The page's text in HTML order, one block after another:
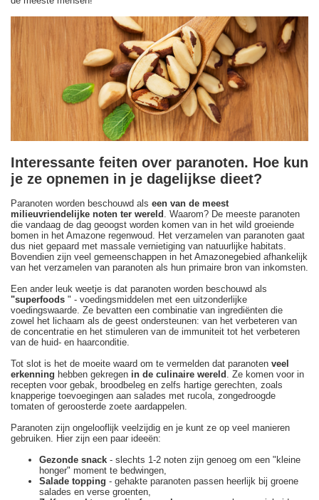
Interessante feiten over paranoten. Hoe kun
je ze opnemen in je dagelijkse dieet?
Paranoten worden beschouwd als een van de meest
milieuvriendelijke noten ter wereld . Waarom? De meeste paranoten
die vandaag de dag geoogst worden komen van in het wild groeiende
bomen in het Amazone regenwoud. Het verzamelen van paranoten gaat
dus niet gepaard met massale vernietiging van natuurlijke habitats.
Bovendien zijn veel gemeenschappen in het Amazonegebied afhankelijk
van het verzamelen van paranoten als hun primaire bron van inkomsten.
Een ander leuk weetje is dat paranoten worden beschouwd als
"superfoods " - voedingsmiddelen met een uitzonderlijke
voedingswaarde. Ze bevatten een combinatie van ingrediënten die
zowel het lichaam als de geest ondersteunen: van het verbeteren van
de concentratie en het stimuleren van de immuniteit tot het verbeteren
van de huid- en haarconditie.
Tot slot is het de moeite waard om te vermelden dat paranoten veel
erkenning hebben gekregen in de culinaire wereld . Ze komen voor in
recepten voor gebak, broodbeleg en zelfs hartige gerechten, zoals
knapperige toevoegingen aan salades met rucola, zongedroogde
tomaten of geroosterde zoete aardappelen.
Paranoten zijn ongelooflijk veelzijdig en je kunt ze op veel manieren
gebruiken. Hier zijn een paar ideeën:
Gezonde snack - slechts 1-2 noten zijn genoeg om een "kleine
honger" moment te bedwingen,
Salade topping - gehakte paranoten passen heerlijk bij groene
salades en verse groenten,